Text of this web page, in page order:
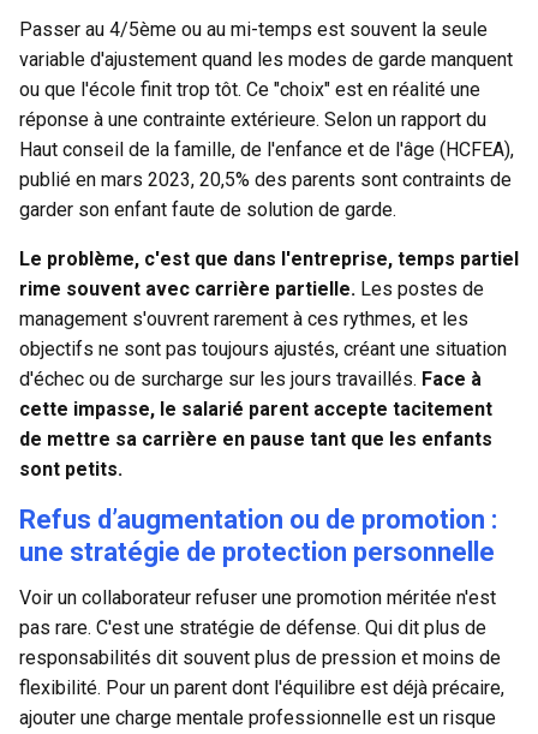
Passer au 4/5ème ou au mi-temps est souvent la seule
variable d'ajustement quand les modes de garde manquent
ou que l'école finit trop tôt. Ce "choix" est en réalité une
réponse à une contrainte extérieure. Selon un rapport du
Haut conseil de la famille, de l'enfance et de l'âge (HCFEA),
publié en mars 2023, 20,5% des parents sont contraints de
garder son enfant faute de solution de garde.
Le problème, c'est que dans l'entreprise, temps partiel
rime souvent avec carrière partielle. Les postes de
management s'ouvrent rarement à ces rythmes, et les
objectifs ne sont pas toujours ajustés, créant une situation
d'échec ou de surcharge sur les jours travaillés. Face à
cette impasse, le salarié parent accepte tacitement
de mettre sa carrière en pause tant que les enfants
sont petits.
Refus d’augmentation ou de promotion :
une stratégie de protection personnelle
Voir un collaborateur refuser une promotion méritée n'est
pas rare. C'est une stratégie de défense. Qui dit plus de
responsabilités dit souvent plus de pression et moins de
flexibilité. Pour un parent dont l'équilibre est déjà précaire,
ajouter une charge mentale professionnelle est un risque